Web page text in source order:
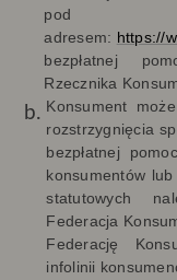
pod
adresem: https://
bezpłatnej
Rzecznika
Konsument
rozstrzygnięcia
bezpłatnej
konsumentów
statutowych
Federacja
Federację
infolinii